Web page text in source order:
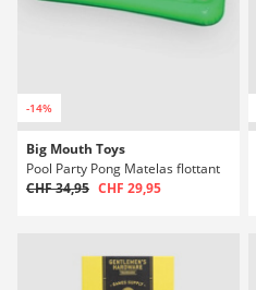
-14%
Big Mouth Toys
Pool Party Pong Matelas flottant
CHF 34,95 CHF 29,95